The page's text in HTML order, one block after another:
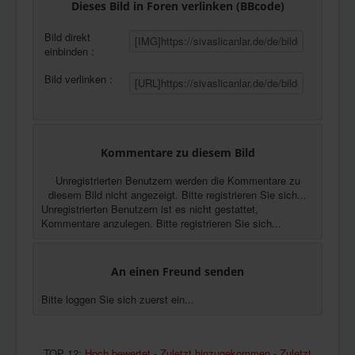
Dieses Bild in Foren verlinken (BBcode)
Bild direkt
einbinden :
Bild verlinken :
Kommentare zu diesem Bild
Unregistrierten Benutzern werden die Kommentare zu
diesem Bild nicht angezeigt. Bitte registrieren Sie sich...
Unregistrierten Benutzern ist es nicht gestattet,
Kommentare anzulegen. Bitte registrieren Sie sich...
An einen Freund senden
Bitte loggen Sie sich zuerst ein...